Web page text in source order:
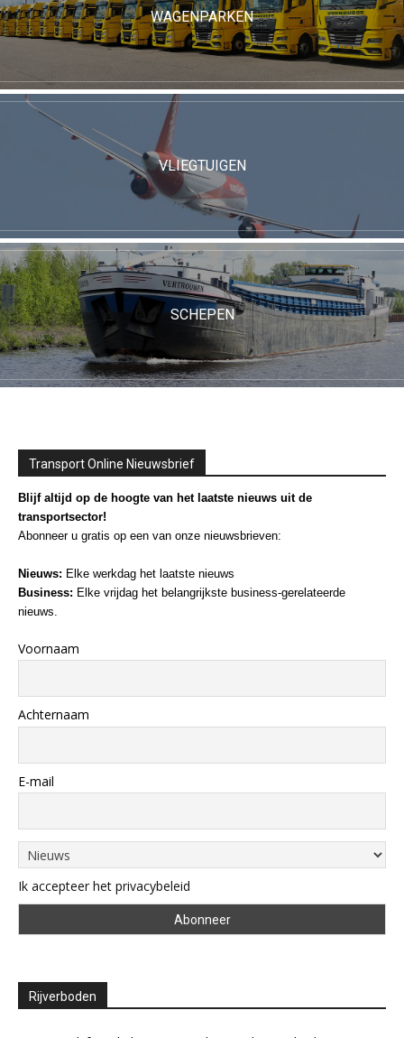
WAGENPARKEN
VLIEGTUIGEN
SCHEPEN
Transport Online Nieuwsbrief
Blijf altijd op de hoogte van het laatste nieuws uit de
transportsector!
Abonneer u gratis op een van onze nieuwsbrieven:
Nieuws: Elke werkdag het laatste nieuws
Business: Elke vrijdag het belangrijkste business-gerelateerde
nieuws.
Voornaam
Achternaam
E-mail
Ik accepteer het privacybeleid
Rijverboden